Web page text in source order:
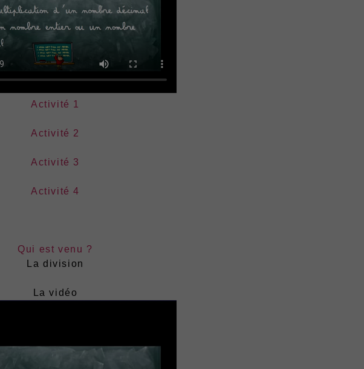
Activité 1
Activité 2
Activité 3
Activité 4
Qui est venu ?
La division
La vidéo